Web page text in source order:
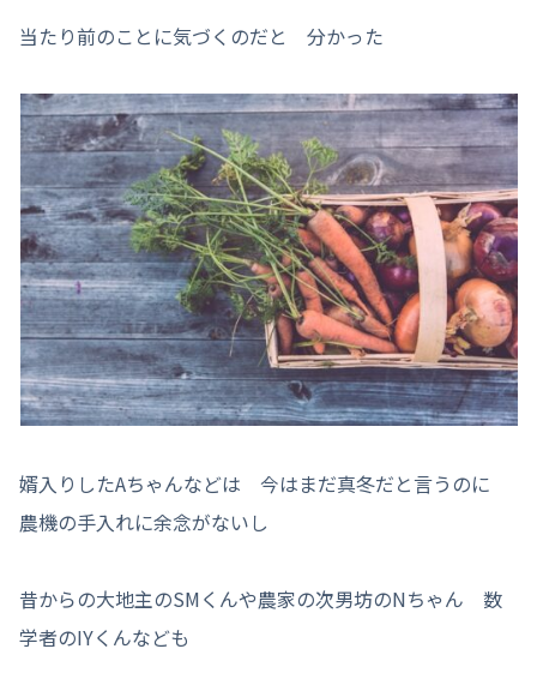
当たり前のことに気づくのだと 分かった
婿入りしたAちゃんなどは 今はまだ真冬だと言うのに
農機の手入れに余念がないし
昔からの大地主のSMくんや農家の次男坊のNちゃん 数
学者のIYくんなども